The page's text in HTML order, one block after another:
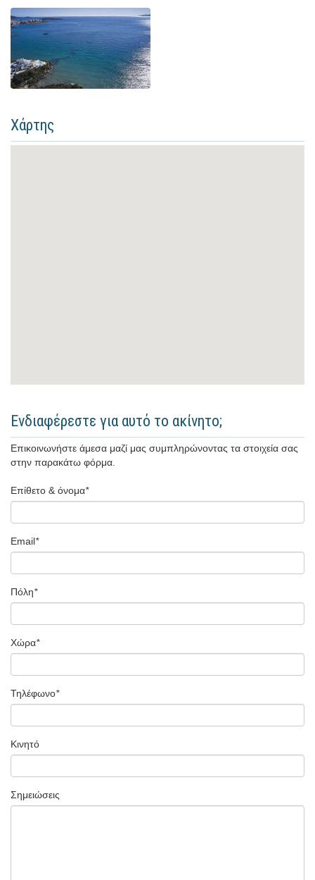
Χάρτης
Ενδιαφέρεστε για αυτό το ακίνητο;
Επικοινωνήστε άμεσα μαζί μας συμπληρώνοντας τα στοιχεία σας
στην παρακάτω φόρμα.
Επίθετο & όνομα*
Email*
Πόλη*
Χώρα*
Τηλέφωνο*
Κινητό
Σημειώσεις